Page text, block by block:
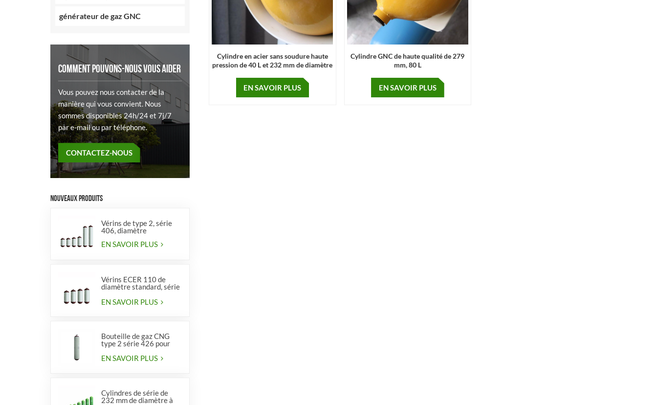
générateur de gaz GNC
COMMENT POUVONS-NOUS VOUS AIDER
Vous pouvez nous contacter de la
manière qui vous convient. Nous
sommes disponibles 24h/24 et 7j/7
par e-mail ou par téléphone.
CONTACTEZ-NOUS
NOUVEAUX PRODUITS
Vérins de type 2, série
406, diamètre
EN SAVOIR PLUS
Vérins ECER 110 de
diamètre standard, série
EN SAVOIR PLUS
Bouteille de gaz CNG
type 2 série 426 pour
véhicules
EN SAVOIR PLUS
Cylindres de série de
232 mm de diamètre à
Cylindre en acier sans soudure haute
pression de 40 L et 232 mm de diamètre
EN SAVOIR PLUS
Cylindre GNC de haute qualité de 279
mm, 80 L
EN SAVOIR PLUS